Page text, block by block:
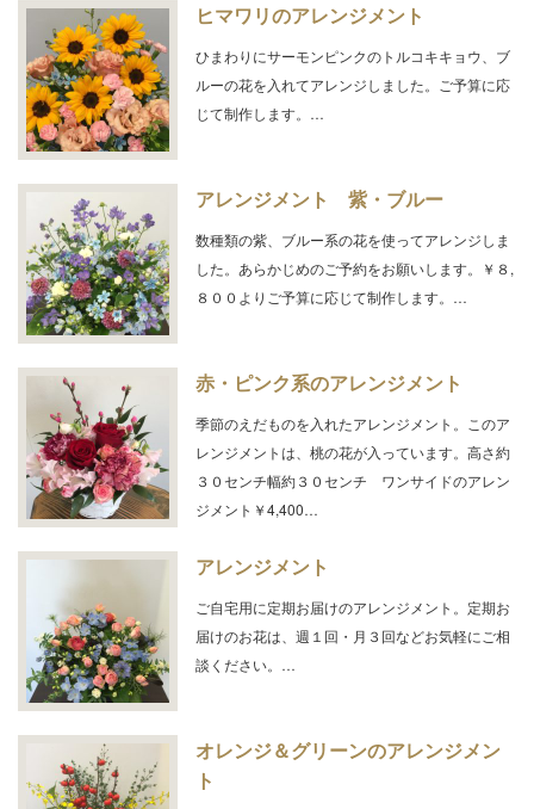
ヒマワリのアレンジメント
ひまわりにサーモンピンクのトルコキキョウ、ブ
ルーの花を入れてアレンジしました。ご予算に応
じて制作します。…
アレンジメント 紫・ブルー
数種類の紫、ブルー系の花を使ってアレンジしま
した。あらかじめのご予約をお願いします。￥８,
８００よりご予算に応じて制作します。…
赤・ピンク系のアレンジメント
季節のえだものを入れたアレンジメント。このア
レンジメントは、桃の花が入っています。高さ約
３０センチ幅約３０センチ ワンサイドのアレン
ジメント￥4,400…
アレンジメント
ご自宅用に定期お届けのアレンジメント。定期お
届けのお花は、週１回・月３回などお気軽にご相
談ください。…
オレンジ＆グリーンのアレンジメン
ト